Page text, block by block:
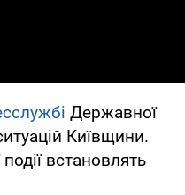
Державної
Київщини.
встановлять